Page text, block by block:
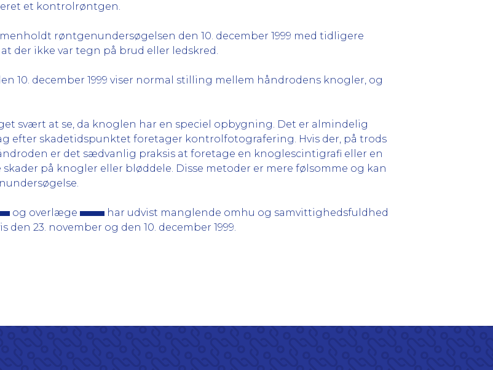
et kontrolrøntgen.
røntgenundersøgelsen den 10. december 1999 med tidligere
der ikke var tegn på brud eller ledskred.
10. december 1999 viser normal stilling mellem håndrodens knogler, og
svært at se, da knoglen har en speciel opbygning. Det er almindelig
efter skadetidspunktet foretager kontrolfotografering. Hvis der, på trods
er det sædvanlig praksis at foretage en knoglescintigrafi eller en
på knogler eller bløddele. Disse metoder er mere følsomme og kan
og overlæge
har udvist manglende omhu og samvittighedsfuldhed
23. november og den 10. december 1999.